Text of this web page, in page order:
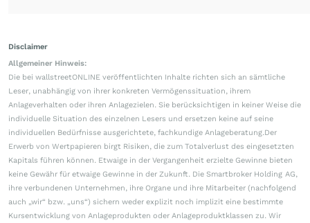
Disclaimer
Allgemeiner Hinweis:
Die bei wallstreetONLINE veröffentlichten Inhalte richten sich an sämtliche
Leser, unabhängig von ihrer konkreten Vermögenssituation, ihrem
Anlageverhalten oder ihren Anlagezielen. Sie berücksichtigen in keiner Weise die
individuelle Situation des einzelnen Lesers und ersetzen keine auf seine
individuellen Bedürfnisse ausgerichtete, fachkundige Anlageberatung.Der
Erwerb von Wertpapieren birgt Risiken, die zum Totalverlust des eingesetzten
Kapitals führen können. Etwaige in der Vergangenheit erzielte Gewinne bieten
keine Gewähr für etwaige Gewinne in der Zukunft. Die Smartbroker Holding AG,
ihre verbundenen Unternehmen, ihre Organe und ihre Mitarbeiter (nachfolgend
auch „wir“ bzw. „uns“) sichern weder explizit noch implizit eine bestimmte
Kursentwicklung von Anlageprodukten oder Anlageproduktklassen zu. Wir